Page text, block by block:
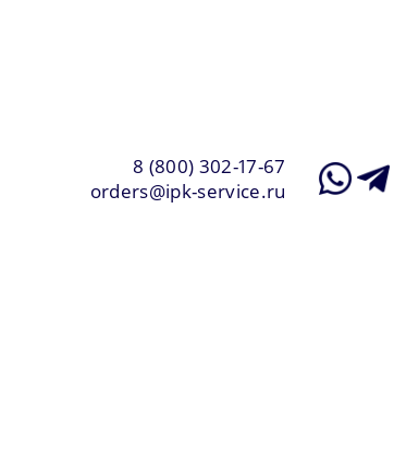
8 (800) 302-17-67
orders@ipk-service.ru